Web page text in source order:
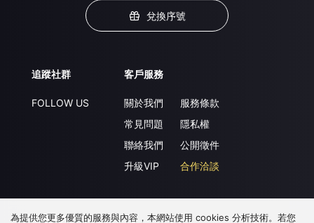
兌換序號
追蹤社群
FOLLOW US
客戶服務
關於我們
常見問題
聯絡我們
升級VIP
服務條款
隱私權
公開徵件
合作洽談
下載 APP
為提供您更多優質的服務與內容，本網站使用 cookies 分析技術。若您